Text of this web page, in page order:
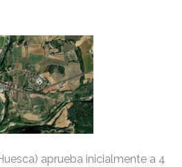
aprueba inicialmente a 4